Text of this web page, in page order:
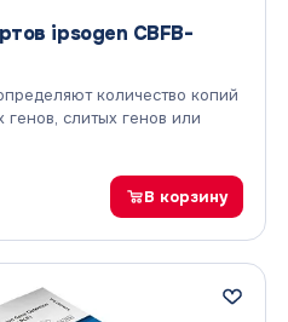
ipsogen CBFB-
количество копий
генов, слитых генов или
В корзину